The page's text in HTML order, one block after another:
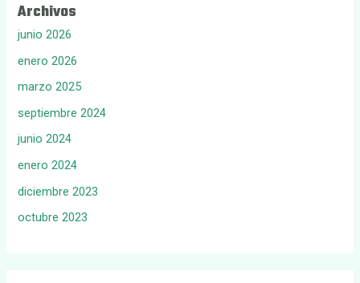
Archivos
junio 2026
enero 2026
marzo 2025
septiembre 2024
junio 2024
enero 2024
diciembre 2023
octubre 2023